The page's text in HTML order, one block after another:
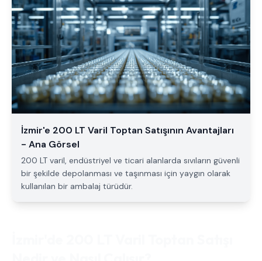
İzmir'e 200 LT Varil Toptan Satışının Avantajları
- Ana Görsel
200 LT varil, endüstriyel ve ticari alanlarda sıvıların güvenli
bir şekilde depolanması ve taşınması için yaygın olarak
kullanılan bir ambalaj türüdür.